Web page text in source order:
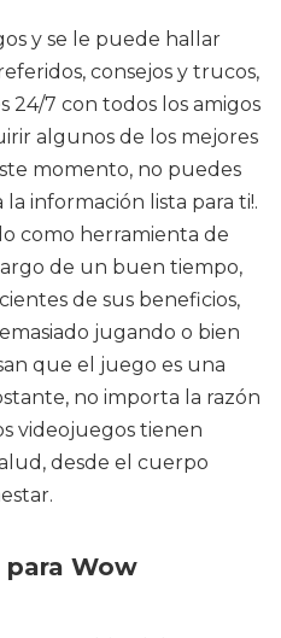
y se le puede hallar
consejos y trucos,
24/7 con todos los amigos
algunos de los mejores
momento, no puedes
información lista para ti!.
como herramienta de
de un buen tiempo,
de sus beneficios,
jugando o bien
que el juego es una
no importa la razón
videojuegos tienen
desde el cuerpo
Wow